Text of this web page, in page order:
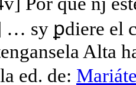
sy ꝑdiere el
Alta
ed. de: